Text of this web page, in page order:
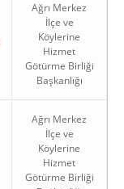
Ağrı Merkez
İlçe ve
Köylerine
Hizmet
Götürme Birliği
Başkanlığı
Ağrı Merkez
İlçe ve
Köylerine
Hizmet
Götürme Birliği